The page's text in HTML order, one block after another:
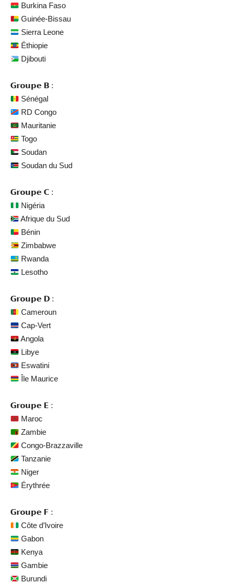
Burkina Faso
Guinée-Bissau
Sierra Leone
Éthiopie
Djibouti
𝗚𝗿𝗼𝘂𝗽𝗲 𝗕 :
Sénégal
RD Congo
Mauritanie
Togo
Soudan
Soudan du Sud
𝗚𝗿𝗼𝘂𝗽𝗲 𝗖 :
Nigéria
Afrique du Sud
Bénin
Zimbabwe
Rwanda
Lesotho
𝗚𝗿𝗼𝘂𝗽𝗲 𝗗 :
Cameroun
Cap-Vert
Angola
Libye
Eswatini
Île Maurice
𝗚𝗿𝗼𝘂𝗽𝗲 𝗘 :
Maroc
Zambie
Congo-Brazzaville
Tanzanie
Niger
Érythrée
𝗚𝗿𝗼𝘂𝗽𝗲 𝗙 :
Côte d’Ivoire
Gabon
Kenya
Gambie
Burundi